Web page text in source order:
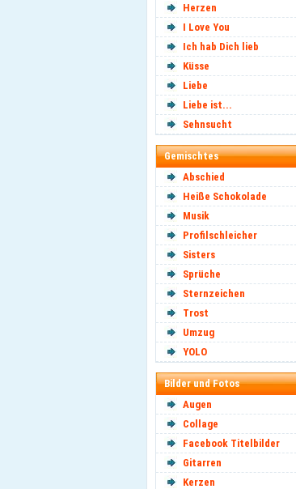
Herzen
I Love You
Ich hab Dich lieb
Küsse
Liebe
Liebe ist...
Sehnsucht
Gemischtes
Abschied
Heiße Schokolade
Musik
Profilschleicher
Sisters
Sprüche
Sternzeichen
Trost
Umzug
YOLO
Bilder und Fotos
Augen
Collage
Facebook Titelbilder
Gitarren
Kerzen